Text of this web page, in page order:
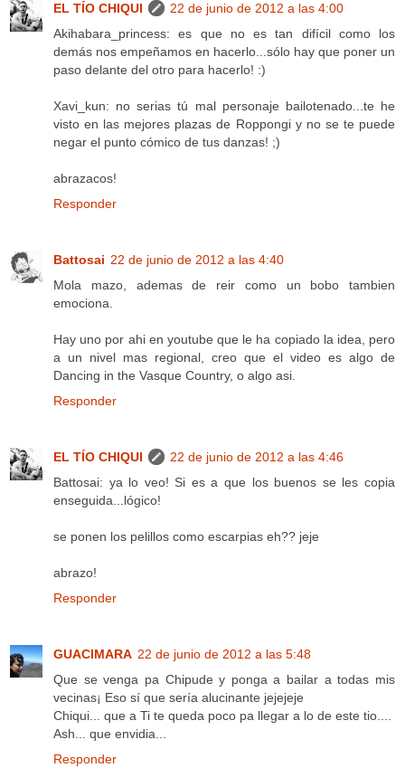
EL TÍO CHIQUI
22 de junio de 2012 a las 4:00
Akihabara_princess: es que no es tan difícil como los
demás nos empeñamos en hacerlo...sólo hay que poner un
paso delante del otro para hacerlo! :)
Xavi_kun: no serias tú mal personaje bailotenado...te he
visto en las mejores plazas de Roppongi y no se te puede
negar el punto cómico de tus danzas! ;)
abrazacos!
Responder
Battosai 22 de junio de 2012 a las 4:40
Mola mazo, ademas de reir como un bobo tambien
emociona.
Hay uno por ahi en youtube que le ha copiado la idea, pero
a un nivel mas regional, creo que el video es algo de
Dancing in the Vasque Country, o algo asi.
Responder
EL TÍO CHIQUI
22 de junio de 2012 a las 4:46
Battosai: ya lo veo! Si es a que los buenos se les copia
enseguida...lógico!
se ponen los pelillos como escarpias eh?? jeje
abrazo!
Responder
GUACIMARA 22 de junio de 2012 a las 5:48
Que se venga pa Chipude y ponga a bailar a todas mis
vecinas¡ Eso sí que sería alucinante jejejeje
Chiqui... que a Ti te queda poco pa llegar a lo de este tio....
Ash... que envidia...
Responder